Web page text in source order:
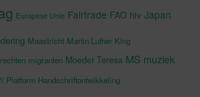
Europese Unie Fairtrade FAO hiv Japan
Maastricht Martin Luther King
migranten Moeder Teresa MS muziek
Platform Handschriftontwikkeling